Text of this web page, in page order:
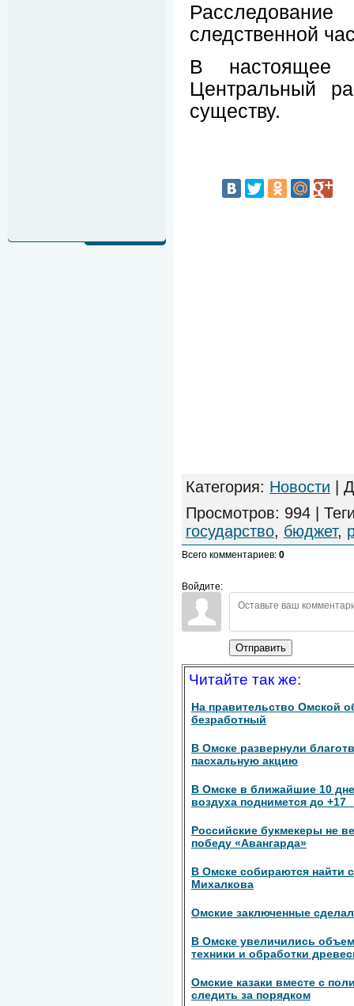
следственной
В настоящее
Центральный
существу.
Категория: Новости |
Просмотров: 994 |
государство, бюджет,
Всего комментариев: 0
Войдите:
Отправить
Читайте так же:
На правительство Омской
безработный
В Омске развернули
пасхальную акцию
В Омске в ближайшие 10
воздуха поднимется до +17
Российские букмекеры не
победу «Авангарда»
В Омске собираются найти
Михалкова
Омские заключенные
В Омске увеличились
техники и обработки
Омские казаки вместе с
следить за порядком